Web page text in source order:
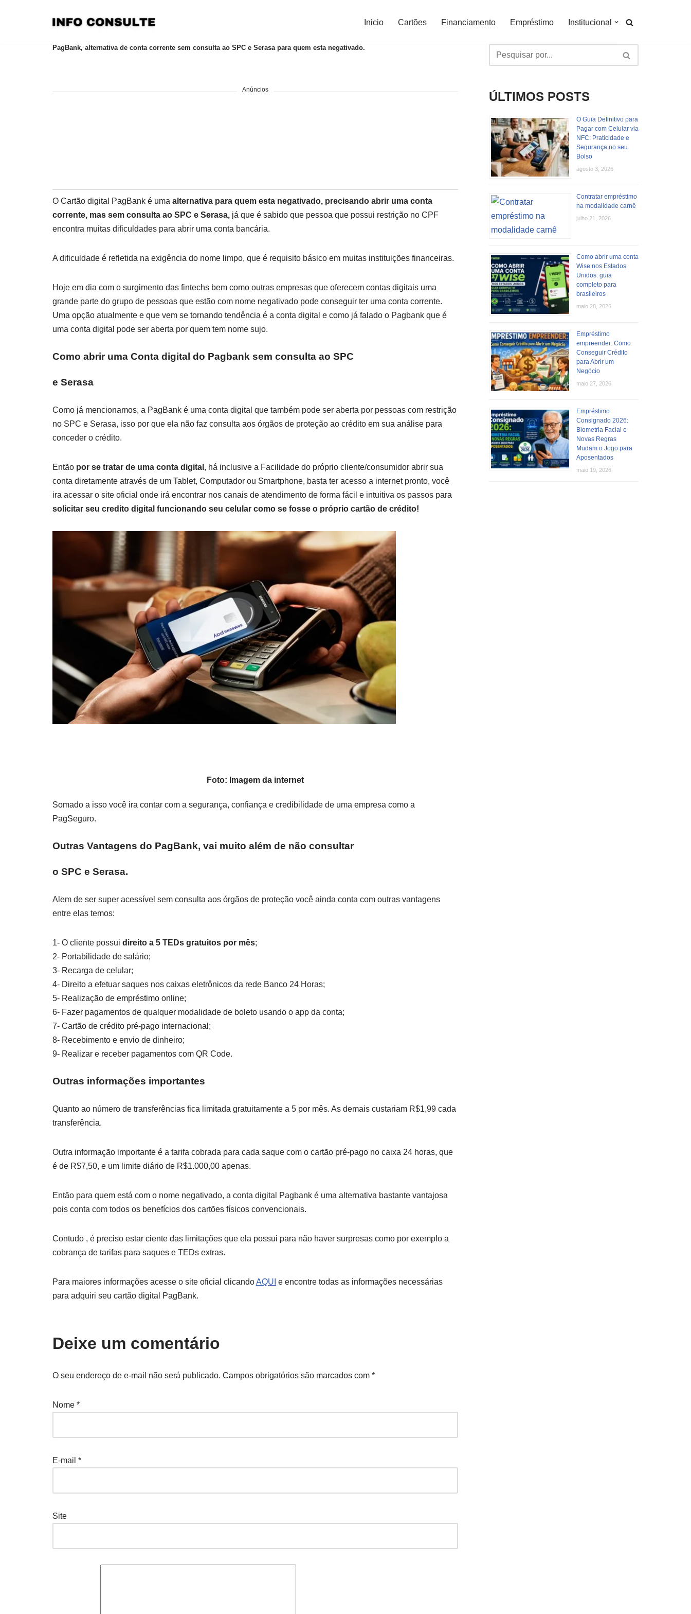
Inicio Cartões Financiamento Empréstimo Institucional
PagBank, alternativa de conta corrente sem consulta ao SPC e Serasa para quem esta negativado.
Anúncios
O Cartão digital PagBank é uma alternativa para quem esta negativado, precisando abrir uma conta
corrente, mas sem consulta ao SPC e Serasa, já que é sabido que pessoa que possui restrição no CPF
encontra muitas dificuldades para abrir uma conta bancária.
A dificuldade é refletida na exigência do nome limpo, que é requisito básico em muitas instituições financeiras.
Hoje em dia com o surgimento das fintechs bem como outras empresas que oferecem contas digitais uma
grande parte do grupo de pessoas que estão com nome negativado pode conseguir ter uma conta corrente.
Uma opção atualmente e que vem se tornando tendência é a conta digital e como já falado o Pagbank que é
uma conta digital pode ser aberta por quem tem nome sujo.
Como abrir uma Conta digital do Pagbank sem consulta ao SPC
e Serasa
Como já mencionamos, a PagBank é uma conta digital que também pode ser aberta por pessoas com restrição
no SPC e Serasa, isso por que ela não faz consulta aos órgãos de proteção ao crédito em sua análise para
conceder o crédito.
Então por se tratar de uma conta digital , há inclusive a Facilidade do próprio cliente/consumidor abrir sua
conta diretamente através de um Tablet, Computador ou Smartphone, basta ter acesso a internet pronto, você
ira acessar o site oficial onde irá encontrar nos canais de atendimento de forma fácil e intuitiva os passos para
solicitar seu credito digital funcionando seu celular como se fosse o próprio cartão de crédito!
Foto: Imagem da internet
Somado a isso você ira contar com a segurança, confiança e credibilidade de uma empresa como a
PagSeguro.
Outras Vantagens do PagBank, vai muito além de não consultar
o SPC e Serasa.
Alem de ser super acessível sem consulta aos órgãos de proteção você ainda conta com outras vantagens
entre elas temos:
1- O cliente possui direito a 5 TEDs gratuitos por mês;
2- Portabilidade de salário;
3- Recarga de celular;
4- Direito a efetuar saques nos caixas eletrônicos da rede Banco 24 Horas;
5- Realização de empréstimo online;
6- Fazer pagamentos de qualquer modalidade de boleto usando o app da conta;
7- Cartão de crédito pré-pago internacional;
8- Recebimento e envio de dinheiro;
9- Realizar e receber pagamentos com QR Code.
Outras informações importantes
Quanto ao número de transferências fica limitada gratuitamente a 5 por mês. As demais custariam R$1,99 cada
transferência.
Outra informação importante é a tarifa cobrada para cada saque com o cartão pré-pago no caixa 24 horas, que
é de R$7,50, e um limite diário de R$1.000,00 apenas.
Então para quem está com o nome negativado, a conta digital Pagbank é uma alternativa bastante vantajosa
pois conta com todos os benefícios dos cartões físicos convencionais.
Contudo , é preciso estar ciente das limitações que ela possui para não haver surpresas como por exemplo a
cobrança de tarifas para saques e TEDs extras.
Para maiores informações acesse o site oficial clicandoAQUI e encontre todas as informações necessárias
para adquiri seu cartão digital PagBank.
Deixe um comentário
O seu endereço de e-mail não será publicado. Campos obrigatórios são marcados com *
Nome *
E-mail *
Site
ÚLTIMOS POSTS
O Guia Definitivo para
Pagar com Celular via
NFC: Praticidade e
Segurança no seu
Bolso
agosto 3, 2026
Contratar empréstimo
na modalidade carnê
julho 21, 2026
Como abrir uma conta
Wise nos Estados
Unidos: guia
completo para
brasileiros
maio 28, 2026
Empréstimo
empreender: Como
Conseguir Crédito
para Abrir um
Negócio
maio 27, 2026
Empréstimo
Consignado 2026:
Biometria Facial e
Novas Regras
Mudam o Jogo para
Aposentados
maio 19, 2026